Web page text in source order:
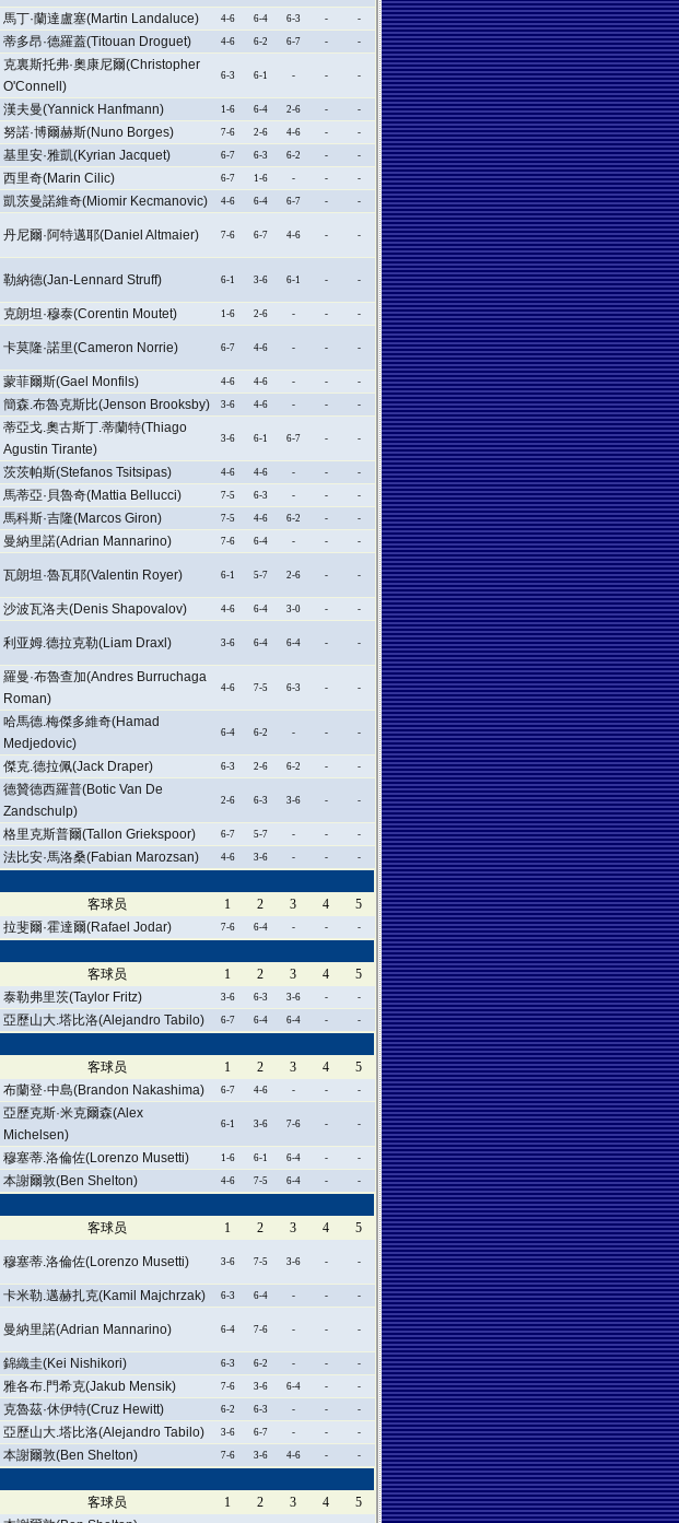
馬丁·蘭達盧塞(Martin Landaluce) 4-6 6-4 6-3 - -
蒂多昂·德羅蓋(Titouan Droguet) 4-6 6-2 6-7 - -
克裏斯托弗·奧康尼爾(Christopher
O'Connell)
6-3 6-1 - - -
漢夫曼(Yannick Hanfmann) 1-6 6-4 2-6 - -
努諾·博爾赫斯(Nuno Borges) 7-6 2-6 4-6 - -
基里安·雅凱(Kyrian Jacquet) 6-7 6-3 6-2 - -
西里奇(Marin Cilic) 6-7 1-6 - - -
凱茨曼諾維奇(Miomir Kecmanovic) 4-6 6-4 6-7 - -
丹尼爾·阿特邁耶(Daniel Altmaier) 7-6 6-7 4-6 - -
勒納德(Jan-Lennard Struff) 6-1 3-6 6-1 - -
克朗坦·穆泰(Corentin Moutet) 1-6 2-6 - - -
卡莫隆·諾里(Cameron Norrie) 6-7 4-6 - - -
蒙菲爾斯(Gael Monfils) 4-6 4-6 - - -
簡森.布魯克斯比(Jenson Brooksby) 3-6 4-6 - - -
蒂亞戈.奧古斯丁.蒂蘭特(Thiago
Agustin Tirante)
3-6 6-1 6-7 - -
茨茨帕斯(Stefanos Tsitsipas) 4-6 4-6 - - -
馬蒂亞·貝魯奇(Mattia Bellucci) 7-5 6-3 - - -
馬科斯·吉隆(Marcos Giron) 7-5 4-6 6-2 - -
曼納里諾(Adrian Mannarino) 7-6 6-4 - - -
瓦朗坦·魯瓦耶(Valentin Royer) 6-1 5-7 2-6 - -
沙波瓦洛夫(Denis Shapovalov) 4-6 6-4 3-0 - -
利亚姆.德拉克勒(Liam Draxl) 3-6 6-4 6-4 - -
羅曼·布魯查加(Andres Burruchaga
Roman)
4-6 7-5 6-3 - -
哈馬德.梅傑多維奇(Hamad
Medjedovic)
6-4 6-2 - - -
傑克.德拉佩(Jack Draper) 6-3 2-6 6-2 - -
德贊德西羅普(Botic Van De
Zandschulp)
2-6 6-3 3-6 - -
格里克斯普爾(Tallon Griekspoor) 6-7 5-7 - - -
法比安·馬洛桑(Fabian Marozsan) 4-6 3-6 - - -
客球员 1 2 3 4 5
拉斐爾·霍達爾(Rafael Jodar) 7-6 6-4 - - -
客球员 1 2 3 4 5
泰勒弗里茨(Taylor Fritz) 3-6 6-3 3-6 - -
亞歷山大.塔比洛(Alejandro Tabilo) 6-7 6-4 6-4 - -
客球员 1 2 3 4 5
布蘭登·中島(Brandon Nakashima) 6-7 4-6 - - -
亞歷克斯·米克爾森(Alex
Michelsen)
6-1 3-6 7-6 - -
穆塞蒂.洛倫佐(Lorenzo Musetti) 1-6 6-1 6-4 - -
本謝爾敦(Ben Shelton) 4-6 7-5 6-4 - -
客球员 1 2 3 4 5
穆塞蒂.洛倫佐(Lorenzo Musetti) 3-6 7-5 3-6 - -
卡米勒.邁赫扎克(Kamil Majchrzak) 6-3 6-4 - - -
曼納里諾(Adrian Mannarino) 6-4 7-6 - - -
錦織圭(Kei Nishikori) 6-3 6-2 - - -
雅各布.門希克(Jakub Mensik) 7-6 3-6 6-4 - -
克魯茲·休伊特(Cruz Hewitt) 6-2 6-3 - - -
亞歷山大.塔比洛(Alejandro Tabilo) 3-6 6-7 - - -
本謝爾敦(Ben Shelton) 7-6 3-6 4-6 - -
客球员 1 2 3 4 5